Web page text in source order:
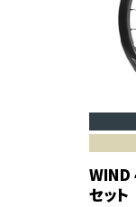
WIND
セット